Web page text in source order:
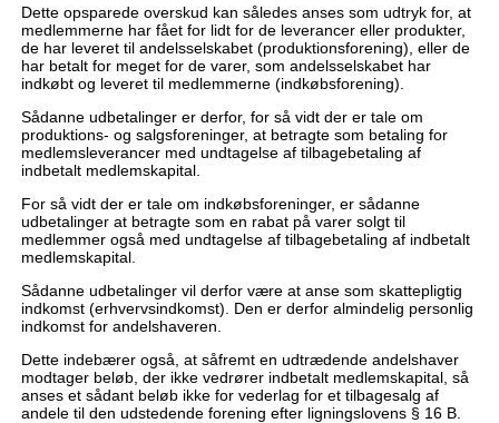
Dette opsparede overskud kan således anses som udtryk for, at
medlemmerne har fået for lidt for de leverancer eller produkter,
de har leveret til andelsselskabet (produktionsforening), eller de
har betalt for meget for de varer, som andelsselskabet har
indkøbt og leveret til medlemmerne (indkøbsforening).
Sådanne udbetalinger er derfor, for så vidt der er tale om
produktions- og salgsforeninger, at betragte som betaling for
medlemsleverancer med undtagelse af tilbagebetaling af
indbetalt medlemskapital.
For så vidt der er tale om indkøbsforeninger, er sådanne
udbetalinger at betragte som en rabat på varer solgt til
medlemmer også med undtagelse af tilbagebetaling af indbetalt
medlemskapital.
Sådanne udbetalinger vil derfor være at anse som skattepligtig
indkomst (erhvervsindkomst). Den er derfor almindelig personlig
indkomst for andelshaveren.
Dette indebærer også, at såfremt en udtrædende andelshaver
modtager beløb, der ikke vedrører indbetalt medlemskapital, så
anses et sådant beløb ikke for vederlag for et tilbagesalg af
andele til den udstedende forening efter ligningslovens § 16 B.